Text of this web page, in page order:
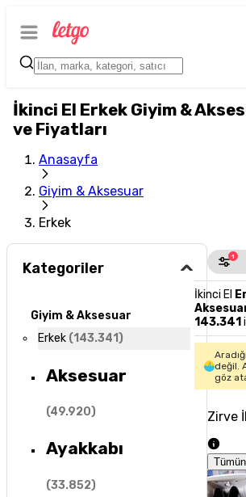
İkinci El Erkek Giyim &
ve Fiyatları
Anasayfa
Giyim & Aksesuar
Erkek
Kategoriler
Giyim & Aksesuar
Erkek (143.341)
Aksesuar
(49.920)
Ayakkabı
(33.852)
1
İkinci El
143.341
değil.
göz
Zirve